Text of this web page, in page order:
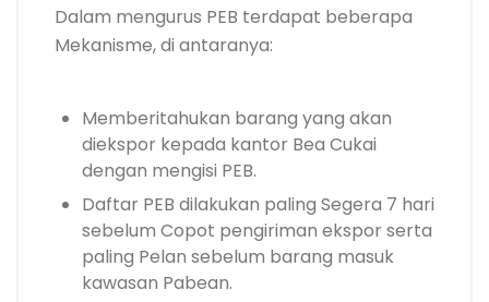
Dalam mengurus PEB terdapat beberapa
Mekanisme, di antaranya:
Memberitahukan barang yang akan
diekspor kepada kantor Bea Cukai
dengan mengisi PEB.
Daftar PEB dilakukan paling Segera 7 hari
sebelum Copot pengiriman ekspor serta
paling Pelan sebelum barang masuk
kawasan Pabean.